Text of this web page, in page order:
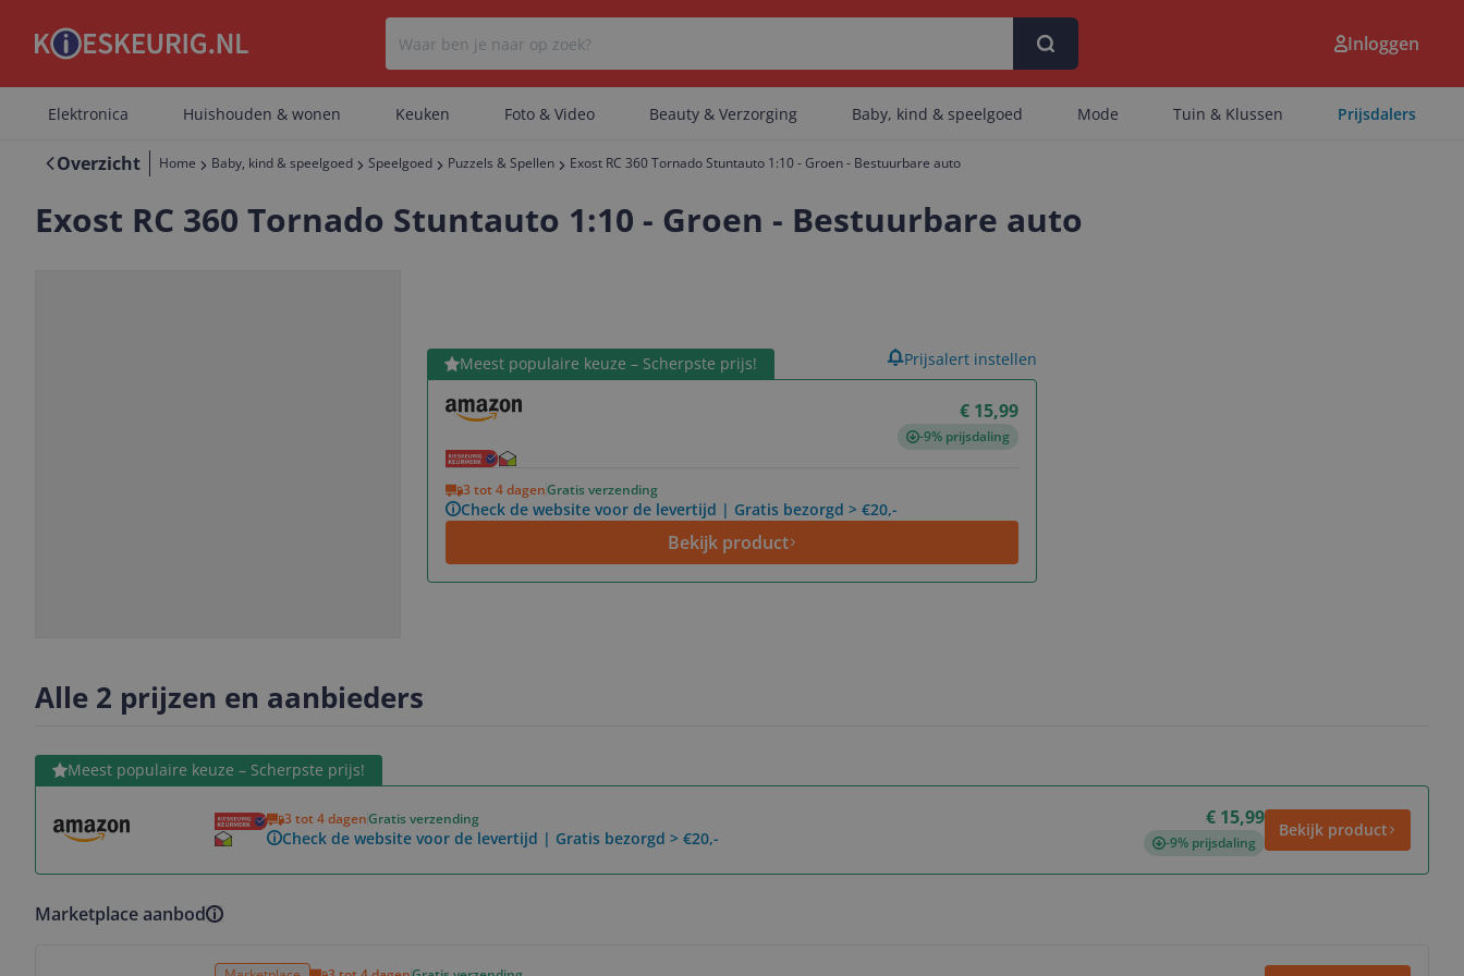
Er zijn geen artikelen gevonden.
Inloggen
Elektronica Huishouden & wonen Keuken Foto & Video Beauty & Verzorging Baby, kind & speelgoed Mode Tuin & Klussen Prijsdalers
Overzicht Home Baby, kind & speelgoed Speelgoed Puzzels & Spellen Exost RC 360 Tornado Stuntauto 1:10 - Groen - Bestuurbare auto
Exost RC 360 Tornado Stuntauto 1:10 - Groen - Bestuurbare auto
Meest populaire keuze – Scherpste prijs!
€ 15,99
-9% prijsdaling
3 tot 4 dagenGratis verzending
Check de website voor de levertijd | Gratis bezorgd > €20,-
Bekijk product
Bekijk product Prijsalert instellen
Alle 2 prijzen en aanbieders
Meest populaire keuze – Scherpste prijs!
3 tot 4 dagenGratis verzending
Check de website voor de levertijd | Gratis bezorgd > €20,-
€ 15,99
-9% prijsdaling
Bekijk product
Bekijk product
Marketplace aanbod